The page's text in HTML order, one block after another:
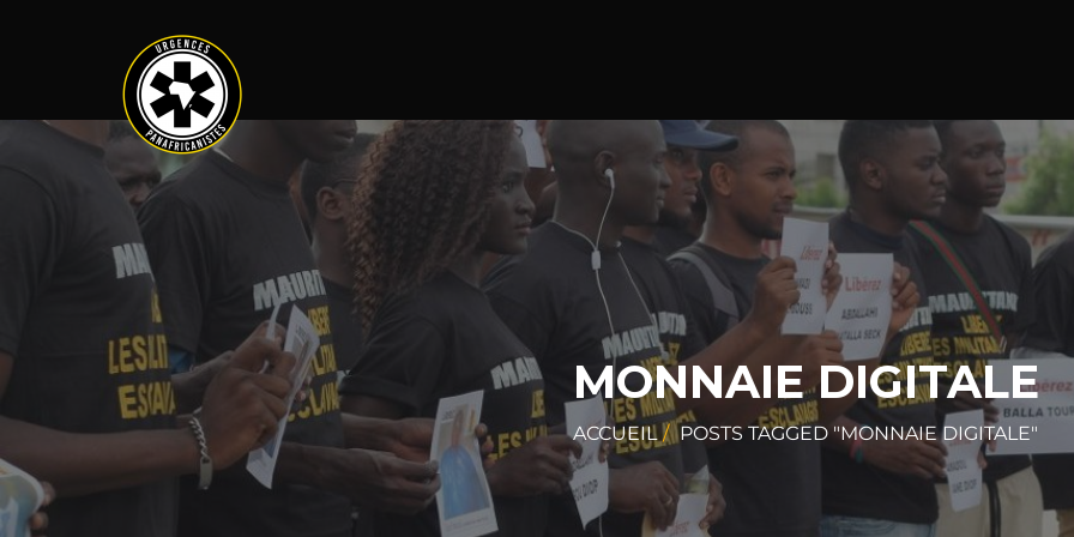
MONNAIE DIGITALE
ACCUEIL POSTS TAGGED "MONNAIE DIGITALE"